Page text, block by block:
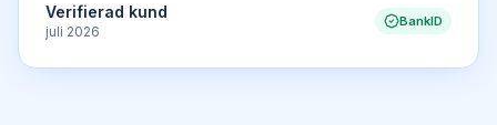
Verifierad kund
juli 2026
BankID